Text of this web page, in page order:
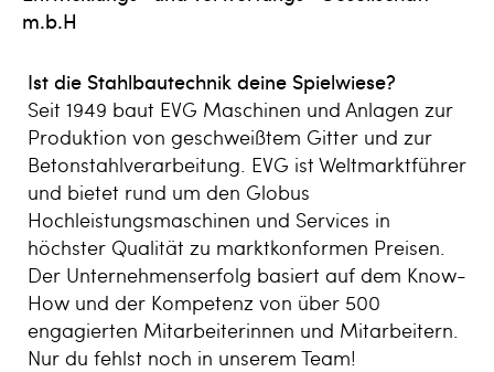
m.b.H
Ist die Stahlbautechnik deine Spielwiese?
Seit 1949 baut EVG Maschinen und Anlagen zur
Produktion von geschweißtem Gitter und zur
Betonstahlverarbeitung. EVG ist Weltmarktführer
und bietet rund um den Globus
Hochleistungsmaschinen und Services in
höchster Qualität zu marktkonformen Preisen.
Der Unternehmenserfolg basiert auf dem Know-
How und der Kompetenz von über 500
engagierten Mitarbeiterinnen und Mitarbeitern.
Nur du fehlst noch in unserem Team!